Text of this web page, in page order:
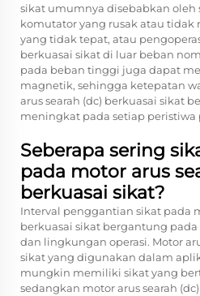
sikat umumnya disebabkan oleh
komutator yang rusak atau tidak
yang tidak tepat, atau
berkuasai sikat di luar beban
pada beban tinggi juga dapat
magnetik, sehingga ketepatan
arus searah (dc) berkuasai sikat
meningkat pada setiap peristiwa
Seberapa sering
pada motor arus
berkuasai sikat?
Interval penggantian sikat pada
berkuasai sikat bergantung
dan lingkungan operasi. Motor
sikat yang digunakan dalam
mungkin memiliki sikat yang
sedangkan motor arus searah